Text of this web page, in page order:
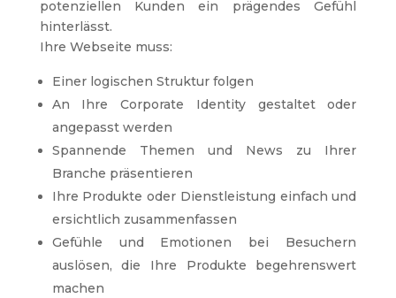
potenziellen Kunden ein prägendes Gefühl
hinterlässt.
Ihre Webseite muss:
Einer logischen Struktur folgen
An Ihre Corporate Identity gestaltet oder
angepasst werden
Spannende Themen und News zu Ihrer
Branche präsentieren
Ihre Produkte oder Dienstleistung einfach und
ersichtlich zusammenfassen
Gefühle und Emotionen bei Besuchern
auslösen, die Ihre Produkte begehrenswert
machen